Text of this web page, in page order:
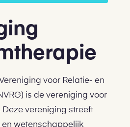
voor Relatie- en
is de vereniging voor
vereniging streeft
wetenschappelijk